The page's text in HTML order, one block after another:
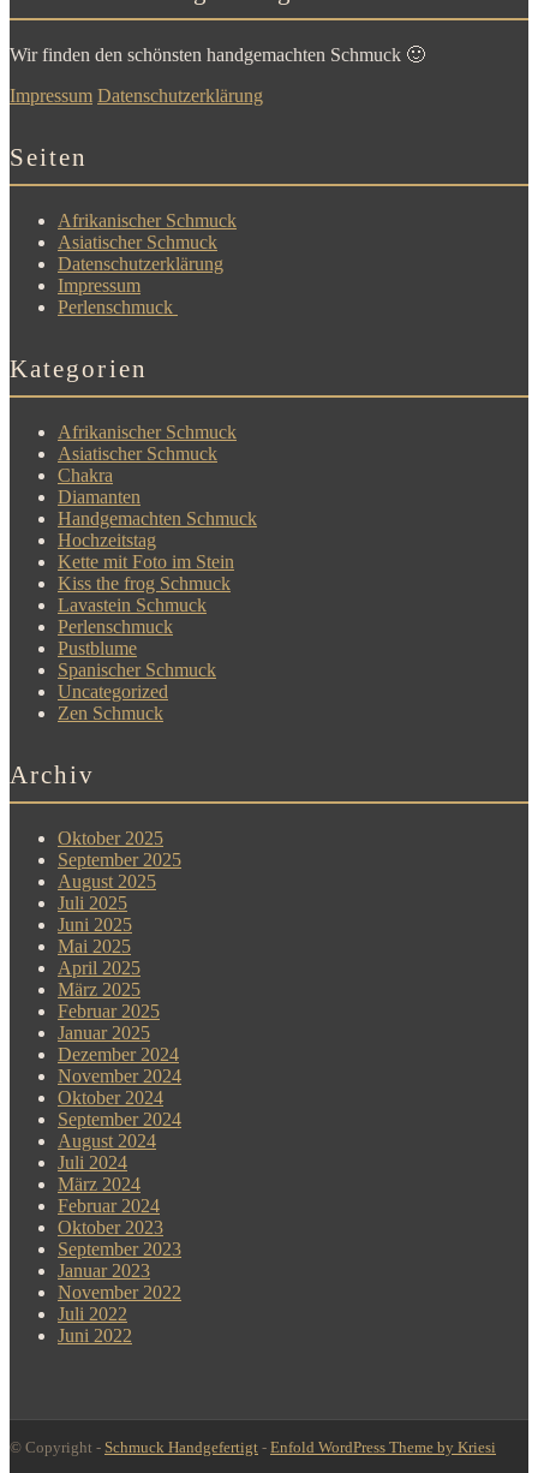
Wir finden den schönsten handgemachten Schmuck 🙂
Impressum Datenschutzerklärung
Seiten
Afrikanischer Schmuck
Asiatischer Schmuck
Datenschutzerklärung
Impressum
Perlenschmuck
Kategorien
Afrikanischer Schmuck
Asiatischer Schmuck
Chakra
Diamanten
Handgemachten Schmuck
Hochzeitstag
Kette mit Foto im Stein
Kiss the frog Schmuck
Lavastein Schmuck
Perlenschmuck
Pustblume
Spanischer Schmuck
Uncategorized
Zen Schmuck
Archiv
Oktober 2025
September 2025
August 2025
Juli 2025
Juni 2025
Mai 2025
April 2025
März 2025
Februar 2025
Januar 2025
Dezember 2024
November 2024
Oktober 2024
September 2024
August 2024
Juli 2024
März 2024
Februar 2024
Oktober 2023
September 2023
Januar 2023
November 2022
Juli 2022
Juni 2022
© Copyright - Schmuck Handgefertigt - Enfold WordPress Theme by Kriesi